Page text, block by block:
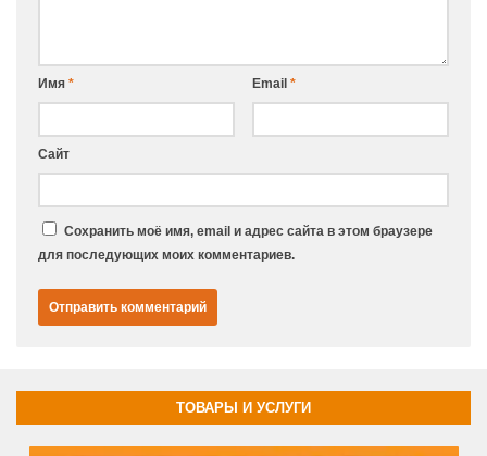
Имя * Email *
Сайт
Сохранить моё имя, email и адрес сайта в этом браузере
для последующих моих комментариев.
ТОВАРЫ И УСЛУГИ